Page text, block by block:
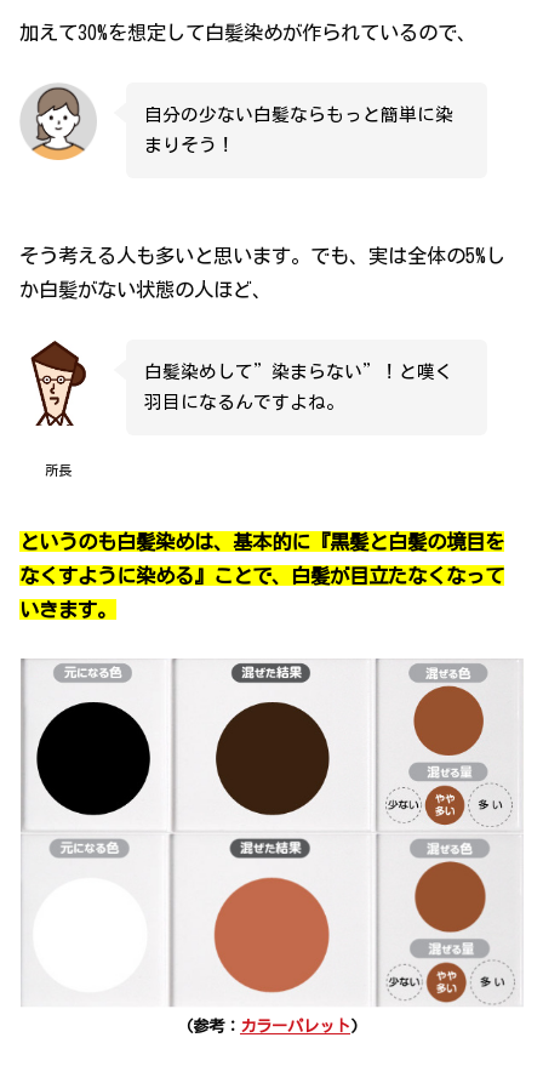
加えて30%を想定して白髪染めが作られているので、
自分の少ない白髪ならもっと簡単に染
まりそう！
そう考える人も多いと思います。でも、実は全体の5%し
か白髪がない状態の人ほど、
所長
白髪染めして”染まらない”！と嘆く
羽目になるんですよね。
というのも白髪染めは、基本的に『黒髪と白髪の境目を
なくすように染める』ことで、白髪が目立たなくなって
いきます。
(参考： カラーパレット)